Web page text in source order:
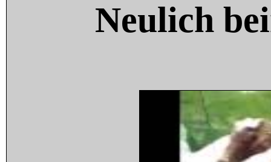
Neulich